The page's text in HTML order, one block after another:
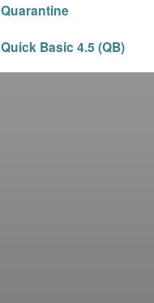
Quarantine
Quick Basic 4.5 (QB)